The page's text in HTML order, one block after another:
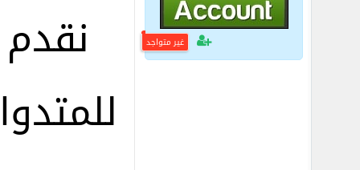
غير متواجد